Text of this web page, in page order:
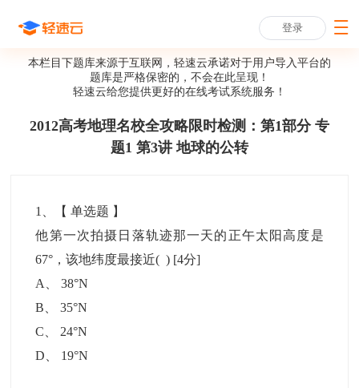
登录
本栏目下题库来源于互联网，轻速云承诺对于用户导入平台的
题库是严格保密的，不会在此呈现！
轻速云给您提供更好的在线考试系统服务！
2012高考地理名校全攻略限时检测：第1部分 专
题1 第3讲 地球的公转
1 、【单选题 】
他第一次拍摄日落轨迹那一天的正午太阳高度是
67°，该地纬度最接近( ) [4分]
A
、38°N
B 、35°N
C
24°N
D
19°N